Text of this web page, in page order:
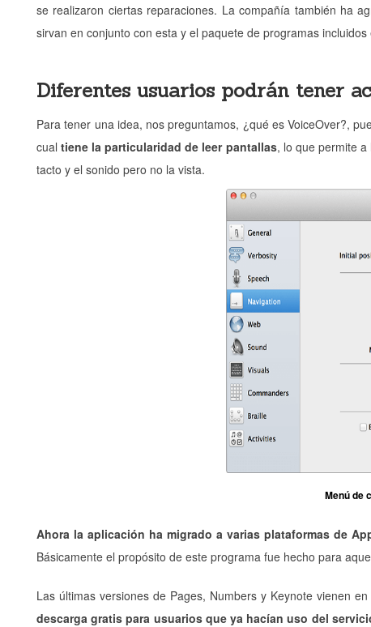
se realizaron ciertas reparaciones. La compañía también ha
sirvan en conjunto con esta y el paquete de programas incluidos
Diferentes usuarios podrán tener
Para tener una idea, nos preguntamos, ¿qué es VoiceOver?,
cualtiene la particularidad de leer pantallas, lo que permite
tacto y el sonido pero no la vista.
Menú de
Ahora la aplicación ha migrado a varias plataformas de
Básicamente el propósito de este programa fue hecho para
Las últimas versiones de Pages, Numbers y Keynote vienen
descarga gratis para usuarios que ya hacían uso del